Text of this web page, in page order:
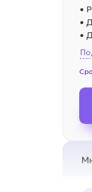
•
•
•